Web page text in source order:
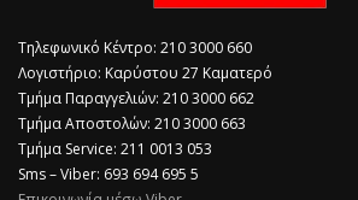
Τηλεφωνικό Κέντρο: 210 3000 660
Λογιστήριο: Καρύστου 27 Καματερό
Τμήμα Παραγγελιών: 210 3000 662
Τμήμα Αποστολών: 210 3000 663
Τμήμα Service: 211 0013 053
Sms – Viber: 693 694 695 5